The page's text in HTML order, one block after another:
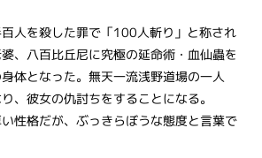
人を殺した罪で「100人斬り」と称され
、八百比丘尼に究極の延命術・血仙蟲を
体となった。無天一流浅野道場の一人
、彼女の仇討ちをすることになる。
性格だが、ぶっきらぼうな態度と言葉で